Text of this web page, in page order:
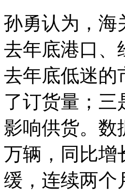
孙勇认为，海
去年底港口、
去年底低迷的
了订货量；三
影响供货。数
万辆，同比增
缓，连续两个